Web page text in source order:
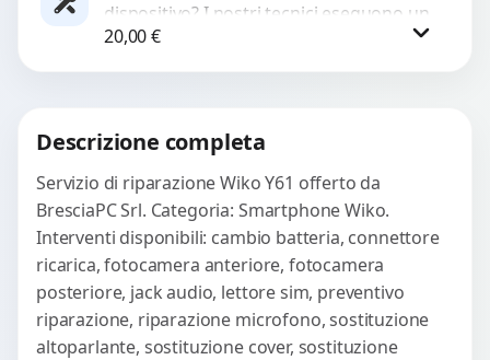
WhatsApp
dispositivo? I nostri tecnici eseguono un
check-up completo con strumenti
avanzati per...
20,00€
Descrizione completa
Servizio di riparazione Wiko Y61 offerto da
BresciaPC Srl. Categoria: Smartphone Wiko.
Interventi disponibili: cambio batteria, connettore
ricarica, fotocamera anteriore, fotocamera
posteriore, jack audio, lettore sim, preventivo
riparazione, riparazione microfono, sostituzione
altoparlante, sostituzione cover, sostituzione